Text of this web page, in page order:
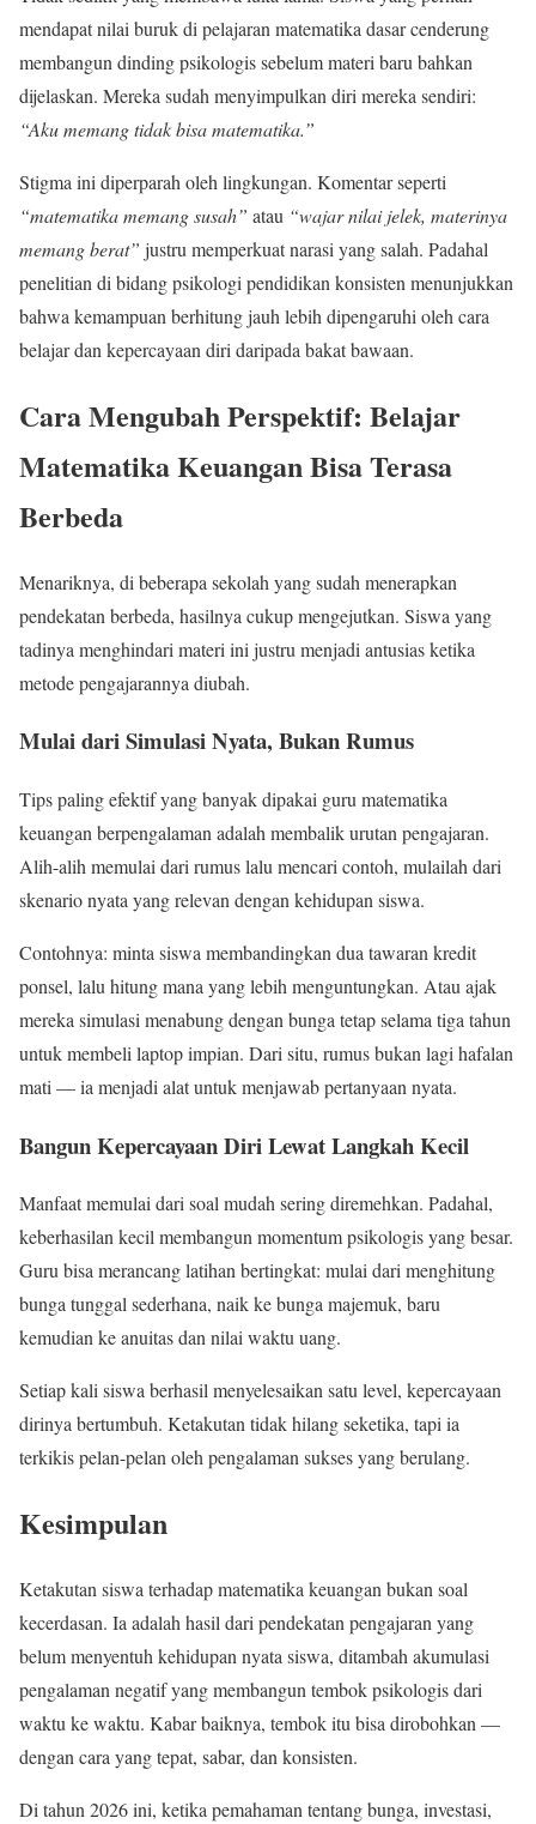
mendapat nilai buruk di pelajaran matematika dasar cenderung
membangun dinding psikologis sebelum materi baru bahkan
dijelaskan. Mereka sudah menyimpulkan diri mereka sendiri:
“Aku memang tidak bisa matematika.”
Stigma ini diperparah oleh lingkungan. Komentar seperti
“matematika memang susah” atau “wajar nilai jelek, materinya
memang berat” justru memperkuat narasi yang salah. Padahal
penelitian di bidang psikologi pendidikan konsisten menunjukkan
bahwa kemampuan berhitung jauh lebih dipengaruhi oleh cara
belajar dan kepercayaan diri daripada bakat bawaan.
Cara Mengubah Perspektif: Belajar
Matematika Keuangan Bisa Terasa
Berbeda
Menariknya, di beberapa sekolah yang sudah menerapkan
pendekatan berbeda, hasilnya cukup mengejutkan. Siswa yang
tadinya menghindari materi ini justru menjadi antusias ketika
metode pengajarannya diubah.
Mulai dari Simulasi Nyata, Bukan Rumus
Tips paling efektif yang banyak dipakai guru matematika
keuangan berpengalaman adalah membalik urutan pengajaran.
Alih-alih memulai dari rumus lalu mencari contoh, mulailah dari
skenario nyata yang relevan dengan kehidupan siswa.
Contohnya: minta siswa membandingkan dua tawaran kredit
ponsel, lalu hitung mana yang lebih menguntungkan. Atau ajak
mereka simulasi menabung dengan bunga tetap selama tiga tahun
untuk membeli laptop impian. Dari situ, rumus bukan lagi hafalan
mati — ia menjadi alat untuk menjawab pertanyaan nyata.
Bangun Kepercayaan Diri Lewat Langkah Kecil
Manfaat memulai dari soal mudah sering diremehkan. Padahal,
keberhasilan kecil membangun momentum psikologis yang besar.
Guru bisa merancang latihan bertingkat: mulai dari menghitung
bunga tunggal sederhana, naik ke bunga majemuk, baru
kemudian ke anuitas dan nilai waktu uang.
Setiap kali siswa berhasil menyelesaikan satu level, kepercayaan
dirinya bertumbuh. Ketakutan tidak hilang seketika, tapi ia
terkikis pelan-pelan oleh pengalaman sukses yang berulang.
Kesimpulan
Ketakutan siswa terhadap matematika keuangan bukan soal
kecerdasan. Ia adalah hasil dari pendekatan pengajaran yang
belum menyentuh kehidupan nyata siswa, ditambah akumulasi
pengalaman negatif yang membangun tembok psikologis dari
waktu ke waktu. Kabar baiknya, tembok itu bisa dirobohkan —
dengan cara yang tepat, sabar, dan konsisten.
Di tahun 2026 ini, ketika pemahaman tentang bunga, investasi,